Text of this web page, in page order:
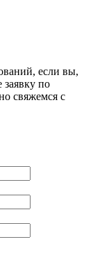
если вы,
по
свяжемся с